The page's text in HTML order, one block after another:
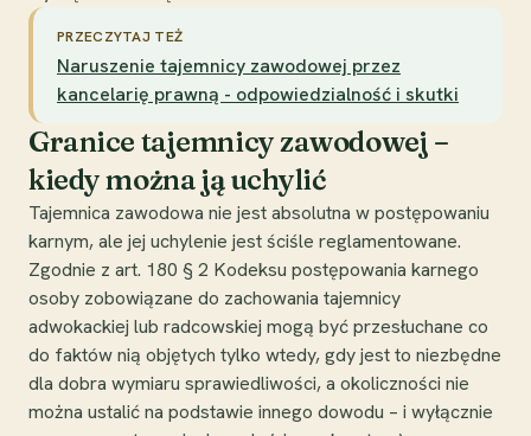
PRZECZYTAJ TEŻ
Naruszenie tajemnicy zawodowej przez
kancelarię prawną - odpowiedzialność i skutki
Granice tajemnicy zawodowej –
kiedy można ją uchylić
Tajemnica zawodowa nie jest absolutna w postępowaniu
karnym, ale jej uchylenie jest ściśle reglamentowane.
Zgodnie z art. 180 § 2 Kodeksu postępowania karnego
osoby zobowiązane do zachowania tajemnicy
adwokackiej lub radcowskiej mogą być przesłuchane co
do faktów nią objętych tylko wtedy, gdy jest to niezbędne
dla dobra wymiaru sprawiedliwości, a okoliczności nie
można ustalić na podstawie innego dowodu – i wyłącznie